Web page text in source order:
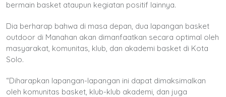
bermain basket ataupun kegiatan positif lainnya.
Dia berharap bahwa di masa depan, dua lapangan basket
outdoor di Manahan akan dimanfaatkan secara optimal oleh
masyarakat, komunitas, klub, dan akademi basket di Kota
Solo.
“Diharapkan lapangan-lapangan ini dapat dimaksimalkan
oleh komunitas basket, klub-klub akademi, dan juga